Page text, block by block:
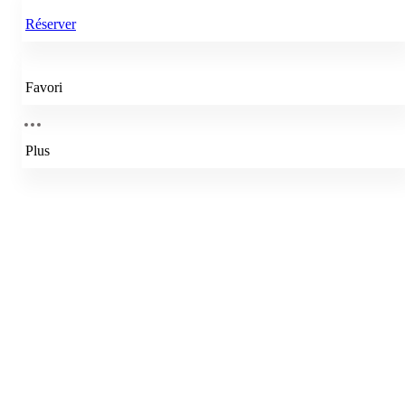
Réserver
Favori
Plus